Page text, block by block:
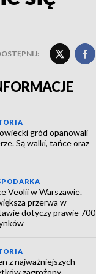
gród opanowali
Są walki, tańce oraz
Veolii w Warszawie.
przerwa w
dotyczy prawie 700
z najważniejszych
zagrożony.